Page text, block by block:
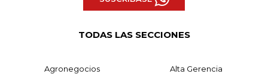
TODAS LAS SECCIONES
Agronegocios Alta Gerencia